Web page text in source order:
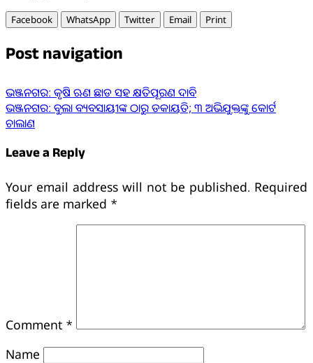
Facebook WhatsApp Twitter Email Print
Post navigation
ଭଞ୍ଜନଗର: କୃଷି ଋଣ ଛାଡ ସହ କ୍ଷତିପୂରଣ ଦାବି
ଭଞ୍ଜନଗର: ବୁଲା ବ୍ୟବସାୟୀଙ୍କ ଠାରୁ ଡକାୟତି; ୩ ଅଭିଯୁକ୍ତଙ୍କୁ କୋର୍ଟ
ଚାଲାଣ
Leave a Reply
Your email address will not be published. Required
fields are marked *
Comment *
Name